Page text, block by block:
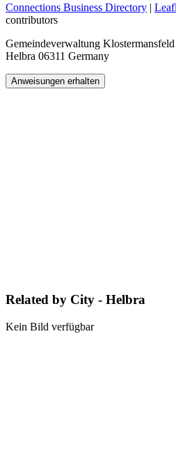
Connections Business Directory |
contributors
Gemeindeverwaltung
Helbra 06311 Germany
Anweisungen erhalten
Related by City - Helbra
Kein Bild verfügbar